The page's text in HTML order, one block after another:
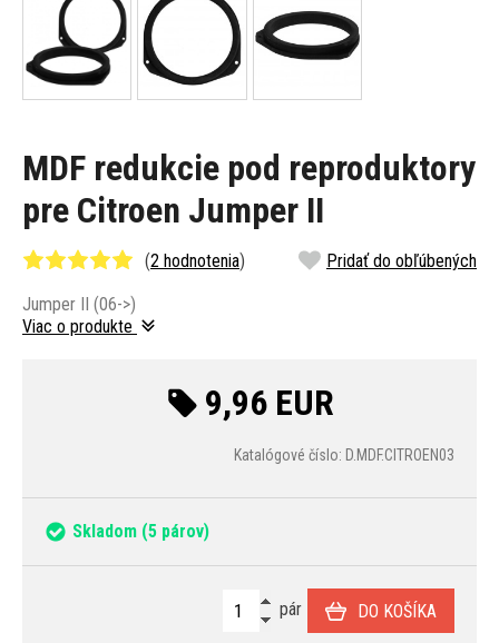
MDF redukcie pod reproduktory
pre Citroen Jumper II
(2 hodnotenia) Pridať do obľúbených
Jumper II (06->)
Viac o produkte
9,96 EUR
Katalógové číslo: D.MDF.CITROEN03
Skladom (5 párov)
pár DO KOŠÍKA